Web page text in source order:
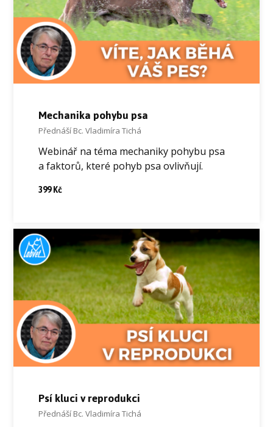
Mechanika pohybu psa
Přednáší Bc. Vladimíra Tichá
Webinář na téma mechaniky pohybu psa
a faktorů, které pohyb psa ovlivňují.
399 Kč
Psí kluci v reprodukci
Přednáší Bc. Vladimíra Tichá